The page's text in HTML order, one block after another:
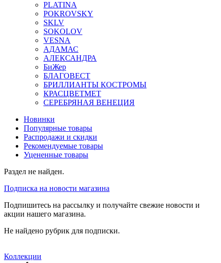
PLATINA
POKROVSKY
SKLV
SOKOLOV
VESNA
АДАМАС
АЛЕКСАНДРА
БиЖер
БЛАГОВЕСТ
БРИЛЛИАНТЫ КОСТРОМЫ
КРАСЦВЕТМЕТ
СЕРЕБРЯНАЯ ВЕНЕЦИЯ
Новинки
Популярные товары
Распродажи и скидки
Рекомендуемые товары
Уцененные товары
Раздел не найден.
Подписка на новости магазина
Подпишитесь на рассылку и получайте свежие новости и
акции нашего магазина.
Не найдено рубрик для подписки.
Коллекции